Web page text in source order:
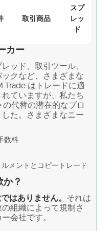
取引商品
スプ
レッ
ド
カー
ッド、取引ツール、
クなど、さまざまな
Trade はトレードに適
ていますが、私たち
代替の潜在的なブロ
た。さまざまなニー
数料
メントとコピートレード
か？
はありません。 それは
組織によって規制さ
会社です。